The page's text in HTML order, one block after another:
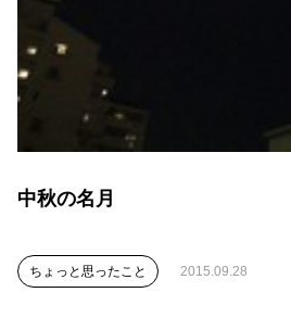
中秋の名月
ちょっと思ったこと 2015.09.28